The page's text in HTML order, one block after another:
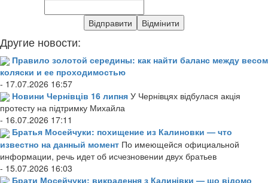
Другие новости:
Правило золотой середины: как найти баланс между весом
коляски и ее проходимостью
- 17.07.2026 16:57
Новини Чернівців 16 липня У Чернівцях відбулася акція
протесту на підтримку Михайла
- 16.07.2026 17:11
Братья Мосейчуки: похищение из Калиновки — что
известно на данный момент По имеющейся официальной
информации, речь идет об исчезновении двух братьев
- 15.07.2026 16:03
Брати Мосейчуки: викрадення з Калинівки — що відомо